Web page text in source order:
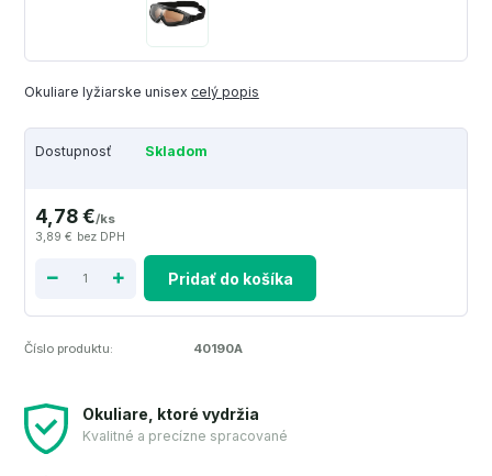
Okuliare lyžiarske unisex celý popis
Dostupnosť Skladom
4,78 €/ks
3,89 € bez DPH
Pridať do košíka
Číslo produktu: 40190A
Okuliare, ktoré vydržia
Kvalitné a precízne spracované